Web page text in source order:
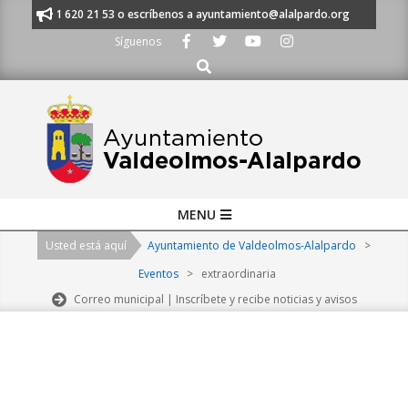
al 91 620 21 53 o escríbenos a ayuntamiento@alalpardo.org
Síguenos
Buscar
Navigation
MENU
Usted está aquí Ayuntamiento de Valdeolmos-Alalpardo
>
Eventos
> extraordinaria
Correo municipal | Inscríbete y recibe noticias y avisos